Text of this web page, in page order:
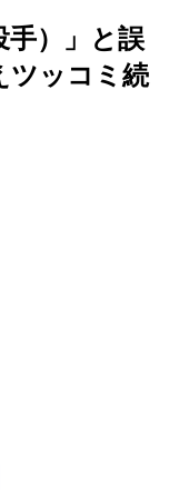
手）」と誤
ッコミ続